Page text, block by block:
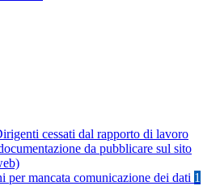
cessati dal rapporto di lavoro
da pubblicare sul sito
per mancata comunicazione dei dati 1